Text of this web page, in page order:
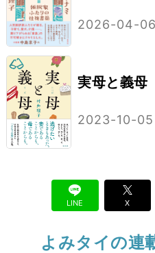
2026-04-06
実母と義母
2023-10-05
LINE X
よみタイの連